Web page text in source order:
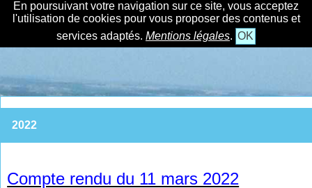
En poursuivant votre navigation sur ce site, vous acceptez
l'utilisation de cookies pour vous proposer des contenus et
services adaptés. Mentions légales. OK
2022
Compte rendu du 11 mars 2022